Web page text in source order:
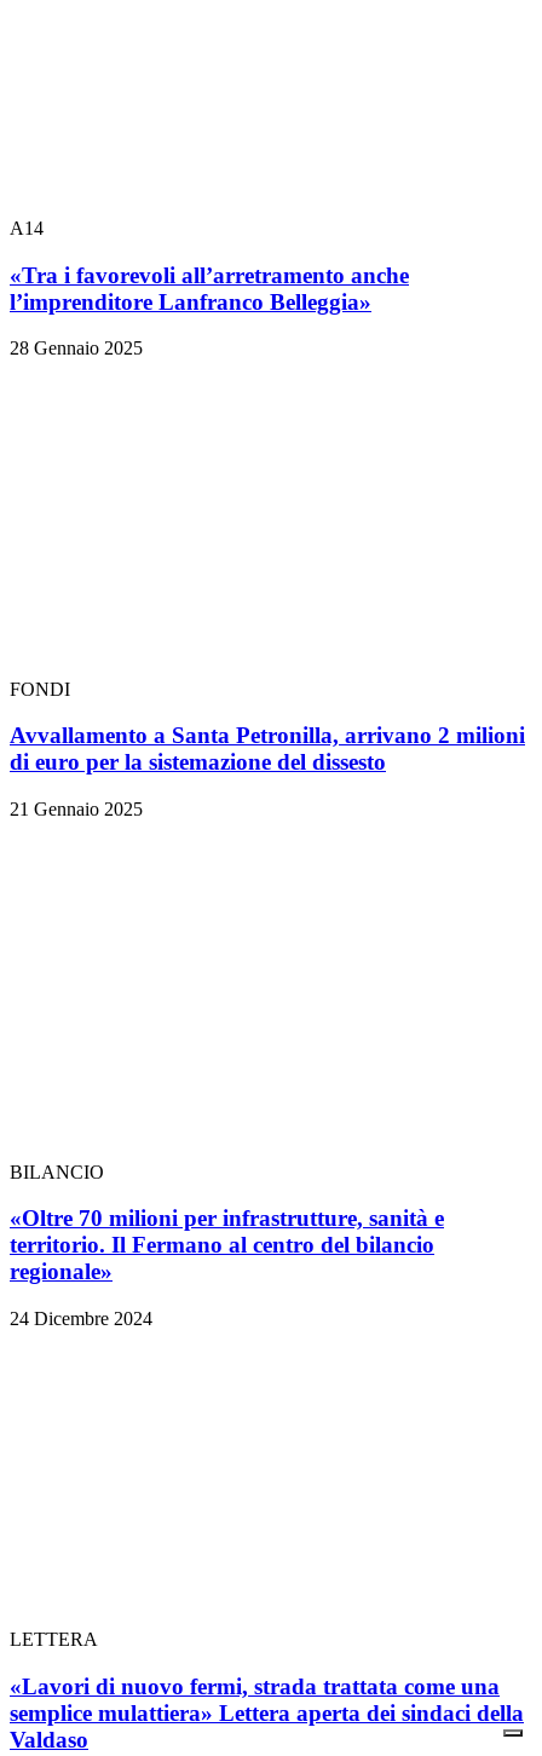
A14
«Tra i favorevoli all’arretramento anche
l’imprenditore Lanfranco Belleggia»
28 Gennaio 2025
FONDI
Avvallamento a Santa Petronilla, arrivano 2 milioni
di euro per la sistemazione del dissesto
21 Gennaio 2025
BILANCIO
«Oltre 70 milioni per infrastrutture, sanità e
territorio. Il Fermano al centro del bilancio
regionale»
24 Dicembre 2024
LETTERA
«Lavori di nuovo fermi, strada trattata come una
semplice mulattiera» Lettera aperta dei sindaci della
Valdaso